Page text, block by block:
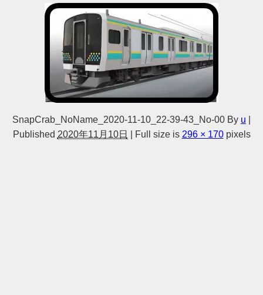
SnapCrab_NoName_2020-11-10_22-39-43_No-00 By u
Published 2020年11月10日 Full size is 296 × 170pixels